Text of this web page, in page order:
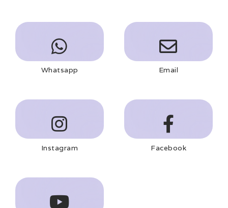
Whatsapp Email
Instagram Facebook